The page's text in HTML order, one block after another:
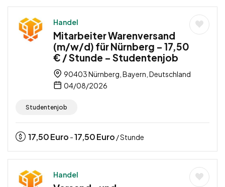
Handel
Mitarbeiter Warenversand
(m/w/d) für Nürnberg – 17,50
€ / Stunde – Studentenjob
90403 Nürnberg, Bayern, Deutschland
04/08/2026
Studentenjob
17,50Euro -17,50Euro / Stunde
Handel